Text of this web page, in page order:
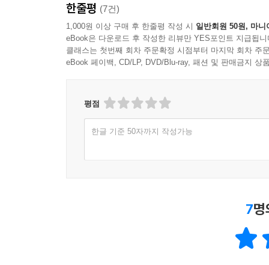
한줄평 (7건)
1,000원 이상 구매 후 한줄평 작성 시 일반회원 50원, 마니
eBook은 다운로드 후 작성한 리뷰만 YES포인트 지급됩니
클래스는 첫번째 회차 주문확정 시점부터 마지막 회차 주
eBook 페이백, CD/LP, DVD/Blu-ray, 패션 및 판매금지 상
평점
한글 기준 50자까지 작성가능
7